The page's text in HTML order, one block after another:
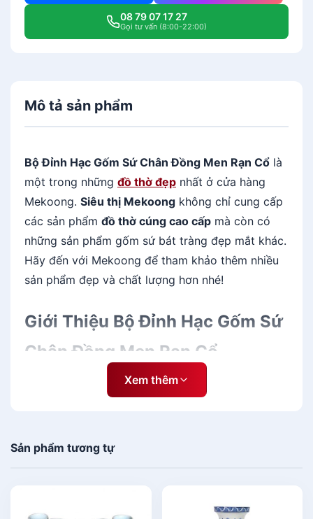
08 79 07 17 27
Gọi tư vấn (8:00-22:00)
Mô tả sản phẩm
Bộ Đỉnh Hạc Gốm Sứ Chân Đồng Men Rạn Cổ là
một trong những đồ thờ đẹp nhất ở cửa hàng
Mekoong. Siêu thị Mekoong không chỉ cung cấp
các sản phẩm đồ thờ cúng cao cấp mà còn có
những sản phẩm gốm sứ bát tràng đẹp mắt khác.
Hãy đến với Mekoong để tham khảo thêm nhiều
sản phẩm đẹp và chất lượng hơn nhé!
Giới Thiệu Bộ Đỉnh Hạc Gốm Sứ
Chân Đồng Men Rạn Cổ
Bộ đỉnh hạc gốm sứ
là nơi để đốt trầm, cốt yếu
thanh khiết cao quý. Chính vì thế,
hung khí tăng thêm cát khí, gia nâng cao sự hòa
Xem thêm
Sản phẩm tương tự